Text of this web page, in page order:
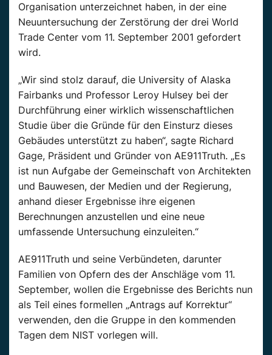
Organisation unterzeichnet haben, in der eine
Neuuntersuchung der Zerstörung der drei World
Trade Center vom 11. September 2001 gefordert
wird.
„Wir sind stolz darauf, die University of Alaska
Fairbanks und Professor Leroy Hulsey bei der
Durchführung einer wirklich wissenschaftlichen
Studie über die Gründe für den Einsturz dieses
Gebäudes unterstützt zu haben“, sagte Richard
Gage, Präsident und Gründer von AE911Truth. „Es
ist nun Aufgabe der Gemeinschaft von Architekten
und Bauwesen, der Medien und der Regierung,
anhand dieser Ergebnisse ihre eigenen
Berechnungen anzustellen und eine neue
umfassende Untersuchung einzuleiten.“
AE911Truth und seine Verbündeten, darunter
Familien von Opfern des der Anschläge vom 11.
September, wollen die Ergebnisse des Berichts nun
als Teil eines formellen „Antrags auf Korrektur“
verwenden, den die Gruppe in den kommenden
Tagen dem NIST vorlegen will.